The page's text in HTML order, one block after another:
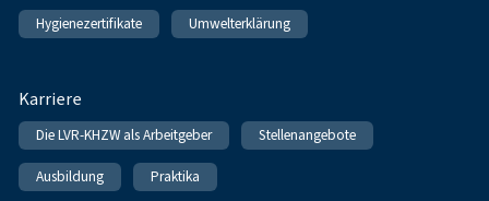
Hygienezertifikate Umwelterklärung
Karriere
Die LVR-KHZW als Arbeitgeber Stellenangebote
Ausbildung Praktika